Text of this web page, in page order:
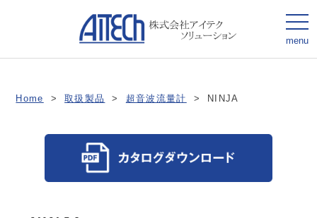
menu
Home > 取扱製品 > 超音波流量計 > NINJA